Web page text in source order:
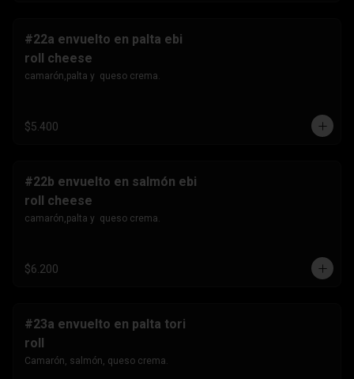
#22a envuelto en palta ebi
roll cheese
camarón,palta y  queso crema.
$5.400
#22b envuelto en salmón ebi
roll cheese
camarón,palta y  queso crema.
$6.200
#23a envuelto en palta tori
roll
Camarón, salmón, queso crema.